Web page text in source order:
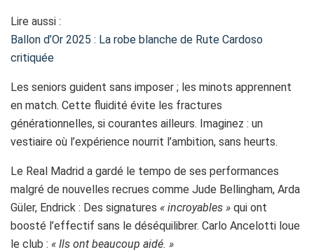
Lire aussi :
Ballon d’Or 2025 : La robe blanche de Rute Cardoso
critiquée
Les seniors guident sans imposer ; les minots apprennent
en match. Cette fluidité évite les fractures
générationnelles, si courantes ailleurs. Imaginez : un
vestiaire où l’expérience nourrit l’ambition, sans heurts.
Le Real Madrid a gardé le tempo de ses performances
malgré de nouvelles recrues comme Jude Bellingham, Arda
Güler, Endrick : Des signatures « incroyables » qui ont
boosté l’effectif sans le déséquilibrer. Carlo Ancelotti loue
le club : « Ils ont beaucoup aidé. »